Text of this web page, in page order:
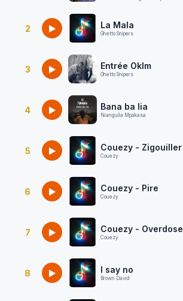
2 La Mala
Ghetto Snipers
3 Entrée Oklm
Ghetto Snipers
4 Bana ba lia
Nianguila Mpakasa
5 Couezy - Zigouiller
Couezy
6 Couezy - Pire
Couezy
7 Couezy - Overdose
Couezy
8 I say no
Brown David